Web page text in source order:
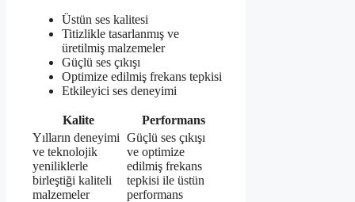
Üstün ses kalitesi
Titizlikle tasarlanmış ve
üretilmiş malzemeler
Güçlü ses çıkışı
Optimize edilmiş frekans tepkisi
Etkileyici ses deneyimi
Kalite
Performans
Yılların deneyimi
ve teknolojik
yeniliklerle
birleştiği kaliteli
malzemeler
Güçlü ses çıkışı
ve optimize
edilmiş frekans
tepkisi ile üstün
performans